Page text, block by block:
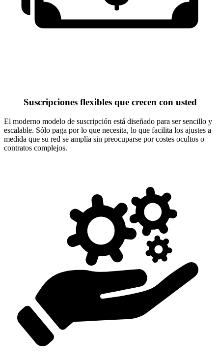
Suscripciones flexibles que crecen con usted
El moderno modelo de suscripción está diseñado para ser sencillo y
escalable. Sólo paga por lo que necesita, lo que facilita los ajustes a
medida que su red se amplía sin preocuparse por costes ocultos o
contratos complejos.